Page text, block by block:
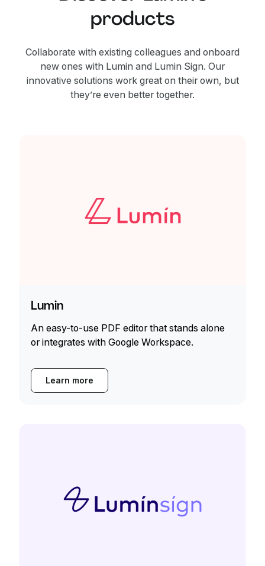
products
Collaborate with existing colleagues and onboard
new ones with Lumin and Lumin Sign. Our
innovative solutions work great on their own, but
they’re even better together.
Lumin
An easy-to-use PDF editor that stands alone
or integrates with Google Workspace.
Learn more